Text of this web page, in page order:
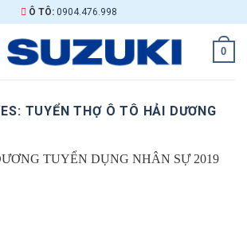
Ô TÔ: 0904.476.998
0
TUYỂN THỢ Ô TÔ HẢI DƯƠNG